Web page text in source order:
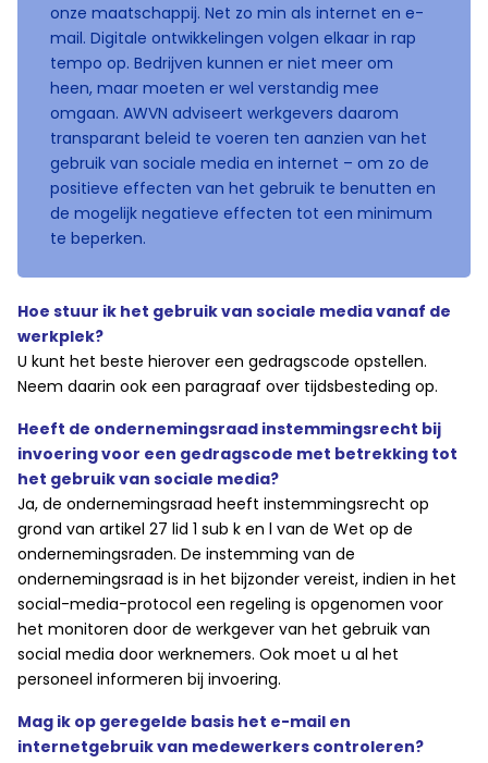
onze maatschappij. Net zo min als internet en e-
mail. Digitale ontwikkelingen volgen elkaar in rap
tempo op. Bedrijven kunnen er niet meer om
heen, maar moeten er wel verstandig mee
omgaan. AWVN adviseert werkgevers daarom
transparant beleid te voeren ten aanzien van het
gebruik van sociale media en internet – om zo de
positieve effecten van het gebruik te benutten en
de mogelijk negatieve effecten tot een minimum
te beperken.
Hoe stuur ik het gebruik van sociale media vanaf de
werkplek?
U kunt het beste hierover een gedragscode opstellen.
Neem daarin ook een paragraaf over tijdsbesteding op.
Heeft de ondernemingsraad instemmingsrecht bij
invoering voor een gedragscode met betrekking tot
het gebruik van sociale media?
Ja, de ondernemingsraad heeft instemmingsrecht op
grond van artikel 27 lid 1 sub k en l van de Wet op de
ondernemingsraden. De instemming van de
ondernemingsraad is in het bijzonder vereist, indien in het
social-media-protocol een regeling is opgenomen voor
het monitoren door de werkgever van het gebruik van
social media door werknemers. Ook moet u al het
personeel informeren bij invoering.
Mag ik op geregelde basis het e-mail en
internetgebruik van medewerkers controleren?